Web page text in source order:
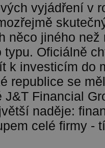
vyjádření v
něco jiného než
typu. Oficiálně
k investicím do
republice se
Financial
naděje:
celé firmy -